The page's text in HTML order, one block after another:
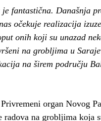
fantastična. Današnja
očekuje realizacija
onih koji su unazad
na grobljima u
na širem području
organ Novog
radova na grobljima koja